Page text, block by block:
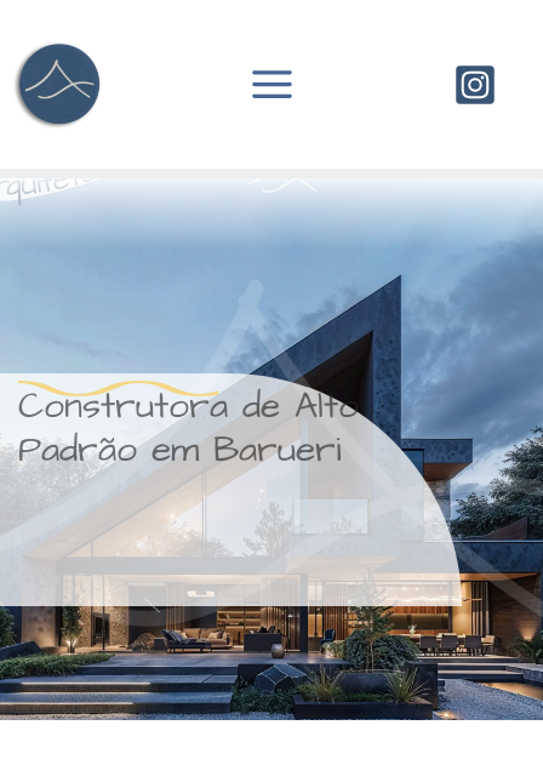
para
conteúdo
Construtora de Alto
Padrão em Barueri